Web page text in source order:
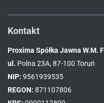
Kontakt
Proxima Spółka Jawna W.M.
ul. Polna 23A, 87-100 Toruń
NIP: 9561939535
REGON: 871107806